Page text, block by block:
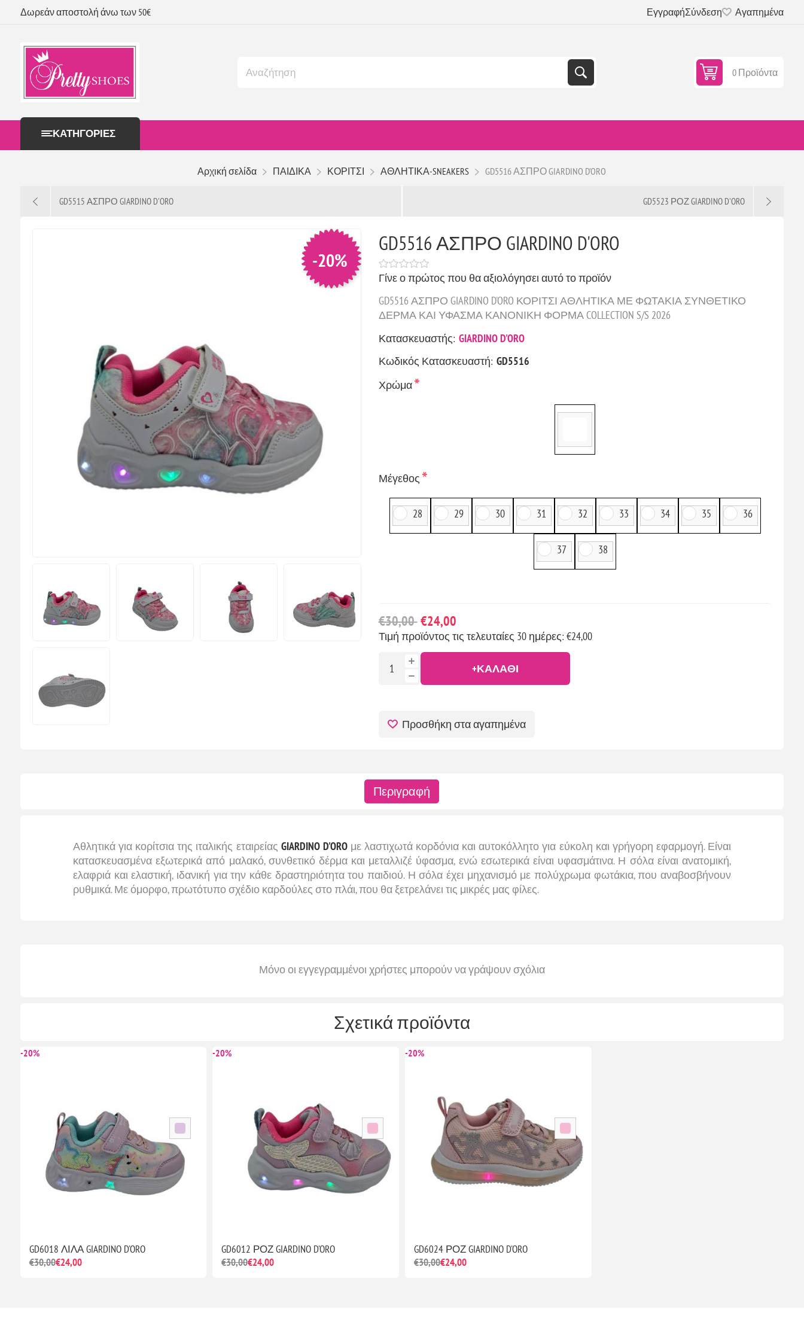
Δωρεάν αποστολή άνω των 50€ ΕγγραφήΣύνδεση Αγαπημένα
0 Προϊόντα
ΚΑΤΗΓΟΡΊΕΣ
Αρχική σελίδα ΠΑΙΔΙΚΑ ΚΟΡΙΤΣΙ ΑΘΛΗΤΙΚΑ-SNEAKERS GD5516 ΑΣΠΡΟ GIARDINO D'ORO
GD5515 ΑΣΠΡΟ GIARDINO D'ORO GD5523 ΡΟΖ GIARDINO D'ORO
-20%
GD5516 ΑΣΠΡΟ GIARDINO D'ORO
Γίνε ο πρώτος που θα αξιολόγησει αυτό το προϊόν
GD5516 ΑΣΠΡΟ GIARDINO D'ORO ΚΟΡΙΤΣΙ ΑΘΛΗΤΙΚΑ ΜΕ ΦΩΤΑΚΙΑ ΣΥΝΘΕΤΙΚΟ
ΔΕΡΜΑ ΚΑΙ ΥΦΑΣΜΑ ΚΑΝΟΝΙΚΗ ΦΟΡΜΑ COLLECTION S/S 2026
Κατασκευαστής: GIARDINO D'ORO
Κωδικός Κατασκευαστή: GD5516
Χρώμα*
Μέγεθος *
28 29 30 31 32 33 34 35 36
37 38
€30,00 €24,00
Τιμή προϊόντος τις τελευταίες 30 ημέρες: €24,00
+ΚΑΛΆΘΙ
Προσθήκη στα αγαπημένα
Περιγραφή
Αθλητικά για κορίτσια της ιταλικής εταιρείας GIARDINO D'OROμε λαστιχωτά κορδόνια και αυτοκόλλητο για εύκολη και γρήγορη εφαρμογή. Είναι
κατασκευασμένα εξωτερικά από μαλακό, συνθετικό δέρμα και μεταλλιζέ ύφασμα, ενώ εσωτερικά είναι υφασμάτινα. Η σόλα είναι ανατομική,
ελαφριά και ελαστική, ιδανική για την κάθε δραστηριότητα του παιδιού. Η σόλα έχει μηχανισμό με πολύχρωμα φωτάκια, που αναβοσβήνουν
ρυθμικά. Με όμορφο, πρωτότυπο σχέδιο καρδούλες στο πλάι, που θα ξετρελάνει τις μικρές μας φίλες.
Μόνο οι εγγεγραμμένοι χρήστες μπορούν να γράψουν σχόλια
Σχετικά προϊόντα
-20%
GD6018 ΛΙΛΑ GIARDINO D'ORO
€30,00€24,00
-20%
GD6012 ΡΟΖ GIARDINO D'ORO
€30,00€24,00
-20%
GD6024 ΡΟΖ GIARDINO D'ORO
€30,00€24,00